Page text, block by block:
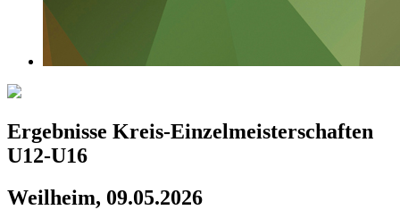
Ergebnisse Kreis-Einzelmeisterschaften
U12-U16
Weilheim, 09.05.2026